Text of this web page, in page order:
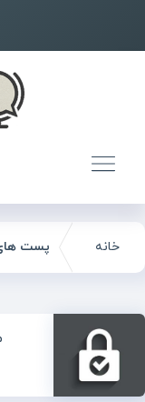
خانه پست